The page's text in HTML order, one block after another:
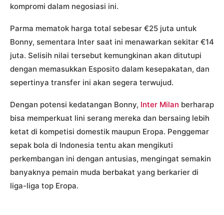
kompromi dalam negosiasi ini.
Parma mematok harga total sebesar €25 juta untuk
Bonny, sementara Inter saat ini menawarkan sekitar €14
juta. Selisih nilai tersebut kemungkinan akan ditutupi
dengan memasukkan Esposito dalam kesepakatan, dan
sepertinya transfer ini akan segera terwujud.
Dengan potensi kedatangan Bonny, Inter Milan berharap
bisa memperkuat lini serang mereka dan bersaing lebih
ketat di kompetisi domestik maupun Eropa. Penggemar
sepak bola di Indonesia tentu akan mengikuti
perkembangan ini dengan antusias, mengingat semakin
banyaknya pemain muda berbakat yang berkarier di
liga-liga top Eropa.